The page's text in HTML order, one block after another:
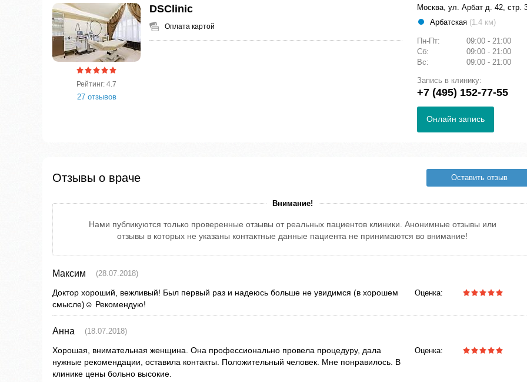
Рейтинг: 4.7
27 отзывов
DSClinic
Оплата картой
Москва, ул. Арбат д. 42, стр.
Арбатская (1.4 км)
Пн-Пт:
09:00 - 21:00
Сб:
09:00 - 21:00
Вс:
09:00 - 21:00
Запись в клинику:
+7 (495) 152-77-55
Онлайн запись
Отзывы о враче Оставить отзыв
Внимание!
Нами публикуются только проверенные отзывы от реальных пациентов клиники. Анонимные отзывы или
отзывы в которых не указаны контактные данные пациента не принимаются во внимание!
Максим (28.07.2018)
Доктор хороший, вежливый! Был первый раз и надеюсь больше не увидимся (в хорошем
смысле)☺️ Рекомендую!
Оценка:
Анна (18.07.2018)
Хорошая, внимательная женщина. Она профессионально провела процедуру, дала
нужные рекомендации, оставила контакты. Положительный человек. Мне понравилось. В
клинике цены больно высокие.
Оценка: